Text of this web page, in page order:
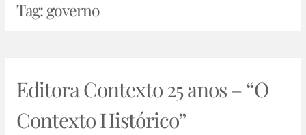
Tag:governo
Editora Contexto 25 anos – “O
Contexto Histórico”